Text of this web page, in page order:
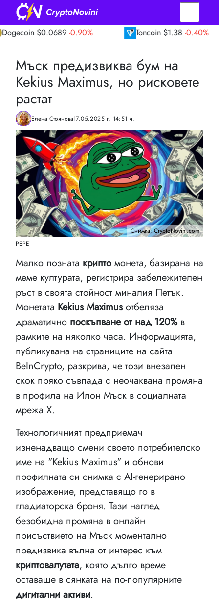
$0.0689 -0.90% Toncoin $1.38 -0.40%
Мъск предизвиква бум на
Kekius Maximus, но рисковете
растат
Елена Стоянова17.05.2025 г. 14:51 ч.
Снимка: CryptoNovini.com
PEPE
Малко позната крипто монета, базирана на
меме културата, регистрира забележителен
ръст в своята стойност миналия Петък.
Монетата Kekius Maximusотбеляза
драматично поскъпване от над 120% в
рамките на няколко часа. Информацията,
публикувана на страниците на сайта
BeInCrypto, разкрива, че този внезапен
скок пряко съвпада с неочаквана промяна
в профила на Илон Мъск в социалната
мрежа X.
Технологичният предприемач
изненадващо смени своето потребителско
име на "Kekius Maximus" и обнови
профилната си снимка с AI-генерирано
изображение, представящо го в
гладиаторска броня. Тази наглед
безобидна промяна в онлайн
присъствието на Мъск моментално
предизвика вълна от интерес към
криптовалутата, която дълго време
оставаше в сянката на по-популярните
дигитални активи.